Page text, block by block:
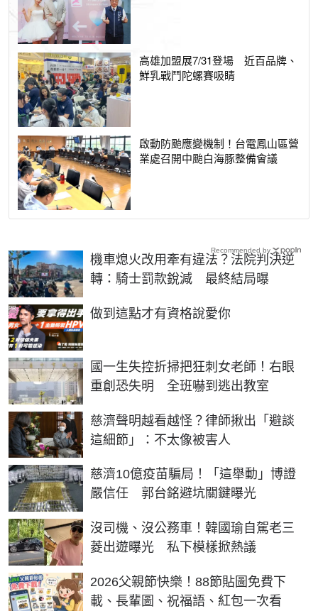
高雄加盟展7/31登場 近百品牌、
鮮乳戰鬥陀螺賽吸睛
啟動防颱應變機制！台電鳳山區營
業處召開中颱白海豚整備會議
機車熄火改用牽有違法？法院判決逆
轉：騎士罰款銳減 最終結局曝
做到這點才有資格說愛你
PR
國一生失控折掃把狂刺女老師！右眼
重創恐失明 全班嚇到逃出教室
慈濟聲明越看越怪？律師揪出「避談
這細節」：不太像被害人
慈濟10億疫苗騙局！「這舉動」博證
嚴信任 郭台銘避坑關鍵曝光
沒司機、沒公務車！韓國瑜自駕老三
菱出遊曝光 私下模樣掀熱議
2026父親節快樂！88節貼圖免費下
載、長輩圖、祝福語、紅包一次看
Recommended by